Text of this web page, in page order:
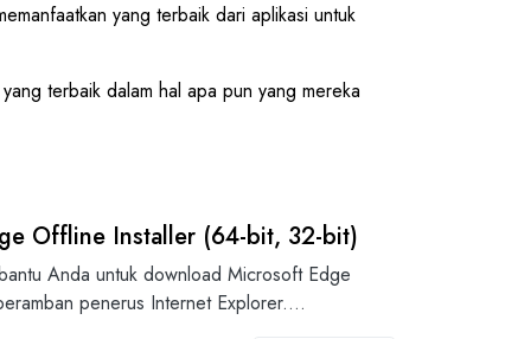
yang terbaik dari aplikasi untuk
terbaik dalam hal apa pun yang mereka
Offline Installer (64-bit, 32-bit)
Anda untuk download Microsoft Edge
penerus Internet Explorer.…